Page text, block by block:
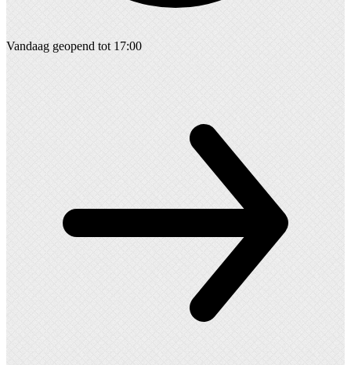
Vandaag geopend tot 17:00